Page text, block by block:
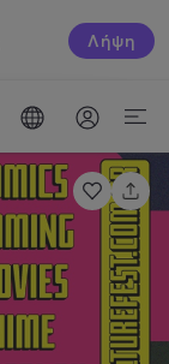
Λήψη